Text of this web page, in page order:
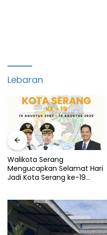
Lebaran
Walikota Serang
Mengucapkan Selamat Hari
Jadi Kota Serang ke-19